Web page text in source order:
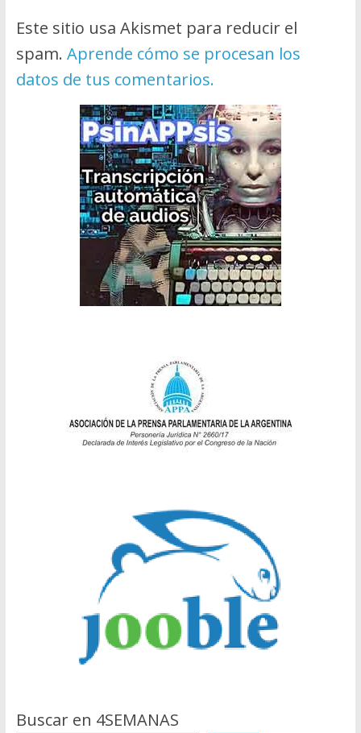
Este sitio usa Akismet para reducir el
spam. Aprende cómo se procesan los
datos de tus comentarios.
Buscar en 4SEMANAS